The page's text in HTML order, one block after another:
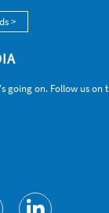
>
going on. Follow us on